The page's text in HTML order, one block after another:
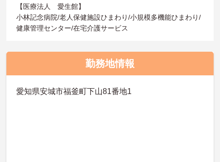
【医療法人 愛生館】
小林記念病院/老人保健施設ひまわり/小規模多機能ひまわり/
健康管理センター/在宅介護サービス
勤務地情報
愛知県安城市福釜町下山81番地1